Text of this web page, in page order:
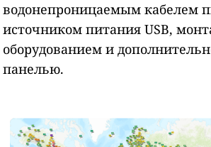
водонепроницаемым кабелем
источником питания USB,
оборудованием и
панелью.